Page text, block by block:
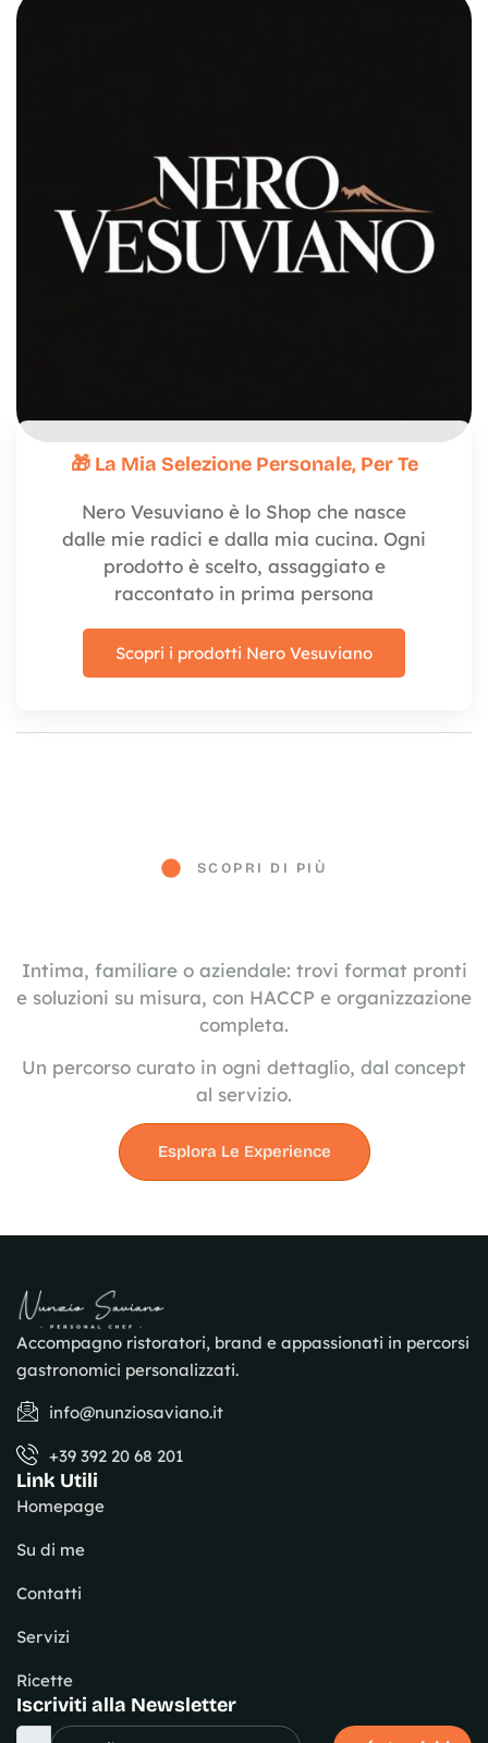
🎁 La Mia Selezione Personale, Per Te
Nero Vesuviano è lo Shop che nasce
dalle mie radici e dalla mia cucina. Ogni
prodotto è scelto, assaggiato e
raccontato in prima persona
Scopri i prodotti Nero Vesuviano
SCOPRI DI PIÙ
Intima, familiare o aziendale: trovi format pronti
e soluzioni su misura, con HACCP e organizzazione
completa.
Un percorso curato in ogni dettaglio, dal concept
al servizio.
Esplora Le Experience
Accompagno ristoratori, brand e appassionati in percorsi
gastronomici personalizzati.
info@nunziosaviano.it
+39 392 20 68 201
Link Utili
Homepage
Su di me
Contatti
Servizi
Ricette
Iscriviti alla Newsletter